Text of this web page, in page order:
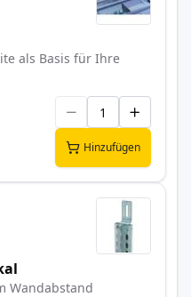
als Basis für Ihre
Hinzufügen
Wandabstand